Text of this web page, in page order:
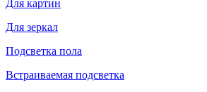
Для картин
Для зеркал
Подсветка пола
Встраиваемая подсветка